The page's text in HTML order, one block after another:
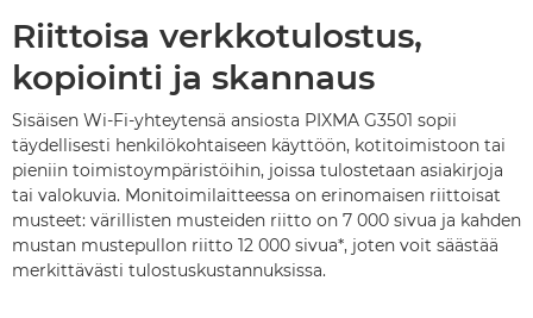
Riittoisa verkkotulostus,
kopiointi ja skannaus
Sisäisen Wi-Fi-yhteytensä ansiosta PIXMA G3501 sopii
täydellisesti henkilökohtaiseen käyttöön, kotitoimistoon tai
pieniin toimistoympäristöihin, joissa tulostetaan asiakirjoja
tai valokuvia. Monitoimilaitteessa on erinomaisen riittoisat
musteet: värillisten musteiden riitto on 7 000 sivua ja kahden
mustan mustepullon riitto 12 000 sivua*, joten voit säästää
merkittävästi tulostuskustannuksissa.